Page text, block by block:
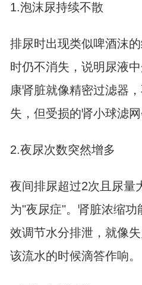
1.泡沫尿持续不散
排尿时出现类似啤酒沫
时仍不消失，说明尿液
康肾脏就像精密过滤器
失，但受损的肾小球滤网
2.夜尿次数突然增多
夜间排尿超过2次且尿量
为"夜尿症"。肾脏浓缩
效调节水分排泄，就像
该流水的时候滴答作响。